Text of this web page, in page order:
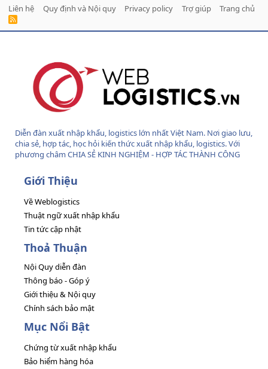
Liên hệ
Quy định và Nội quy Privacy policy Trợ giúp Trang chủ
R
Diễn đàn xuất nhập khẩu, logistics lớn nhất Việt Nam. Nơi giao lưu,
chia sẻ, hợp tác, học hỏi kiến thức xuất nhập khẩu, logistics. Với
phương châm CHIA SẺ KINH NGHIỆM - HỢP TÁC THÀNH CÔNG
Giới Thiệu
Về Weblogistics
Thuật ngữ xuất nhập khẩu
Tin tức cập nhật
Thoả Thuận
Nội Quy diễn đàn
Thông báo - Góp ý
Giới thiệu & Nội quy
Chính sách bảo mật
Mục Nổi Bật
Chứng từ xuất nhập khẩu
Bảo hiểm hàng hóa